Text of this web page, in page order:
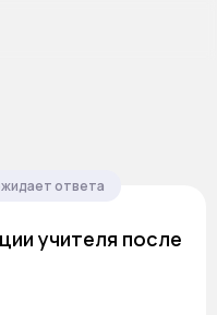
ответа
учителя после